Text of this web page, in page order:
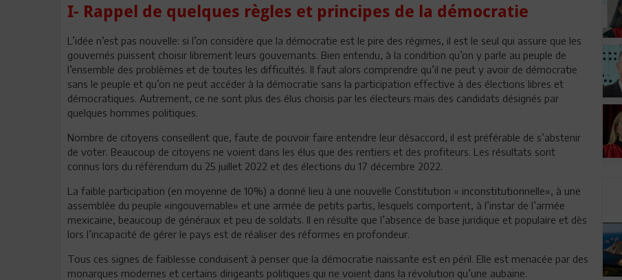
I- Rappel de quelques règles et principes de la démocratie
L’idée n’est pas nouvelle: si l’on considère que la démocratie est le pire des régimes, il est le seul qui assure que les
gouvernés puissent choisir librement leurs gouvernants. Bien entendu, à la condition qu’on y parle au peuple de
l’ensemble des problèmes et de toutes les difficultés. Il faut alors comprendre qu’il ne peut y avoir de démocratie
sans le peuple et qu’on ne peut accéder à la démocratie sans la participation effective à des élections libres et
démocratiques. Autrement, ce ne sont plus des élus choisis par les électeurs mais des candidats désignés par
quelques hommes politiques.
Nombre de citoyens conseillent que, faute de pouvoir faire entendre leur désaccord, il est préférable de s’abstenir
de voter. Beaucoup de citoyens ne voient dans les élus que des rentiers et des profiteurs. Les résultats sont
connus lors du référendum du 25 juillet 2022 et des élections du 17 décembre 2022.
La faible participation (en moyenne de 10%) a donné lieu à une nouvelle Constitution « inconstitutionnelle», à une
assemblée du peuple «ingouvernable» et une armée de petits partis, lesquels comportent, à l’instar de l’armée
mexicaine, beaucoup de généraux et peu de soldats. Il en résulte que l’absence de base juridique et populaire et dès
lors l’incapacité de gérer le pays est de réaliser des réformes en profondeur.
Tous ces signes de faiblesse conduisent à penser que la démocratie naissante est en péril. Elle est menacée par des
monarques modernes et certains dirigeants politiques qui ne voient dans la révolution qu’une aubaine.